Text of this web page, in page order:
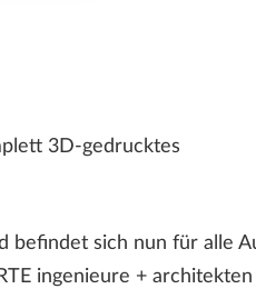
3D-gedrucktes
befindet sich nun für alle
ingenieure + architekten